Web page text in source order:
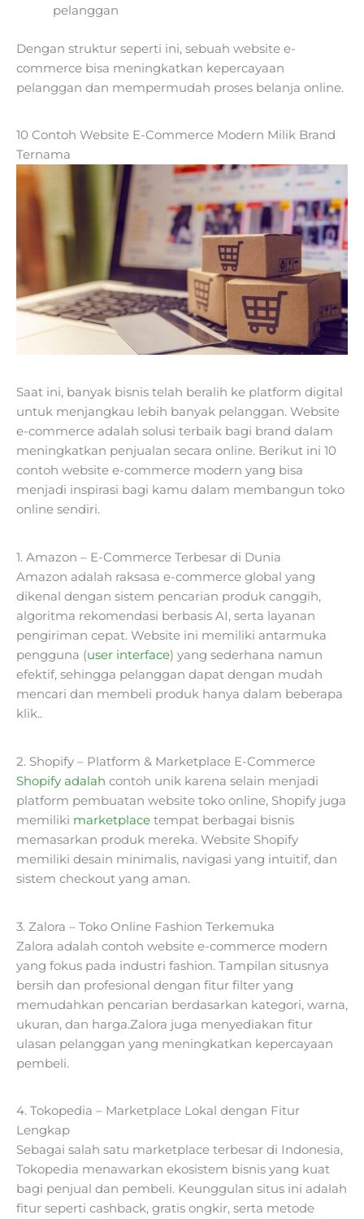
pelanggan
Dengan struktur seperti ini, sebuah website e-
commerce bisa meningkatkan kepercayaan
pelanggan dan mempermudah proses belanja online.
10 Contoh Website E-Commerce Modern Milik Brand
Ternama
Saat ini, banyak bisnis telah beralih ke platform digital
untuk menjangkau lebih banyak pelanggan. Website
e-commerce adalah solusi terbaik bagi brand dalam
meningkatkan penjualan secara online. Berikut ini 10
contoh website e-commerce modern yang bisa
menjadi inspirasi bagi kamu dalam membangun toko
online sendiri.
1. Amazon – E-Commerce Terbesar di Dunia
Amazon adalah raksasa e-commerce global yang
dikenal dengan sistem pencarian produk canggih,
algoritma rekomendasi berbasis AI, serta layanan
pengiriman cepat. Website ini memiliki antarmuka
pengguna (user interface) yang sederhana namun
efektif, sehingga pelanggan dapat dengan mudah
mencari dan membeli produk hanya dalam beberapa
klik..
2. Shopify – Platform & Marketplace E-Commerce
Shopify adalah contoh unik karena selain menjadi
platform pembuatan website toko online, Shopify juga
memiliki marketplace tempat berbagai bisnis
memasarkan produk mereka. Website Shopify
memiliki desain minimalis, navigasi yang intuitif, dan
sistem checkout yang aman.
3. Zalora – Toko Online Fashion Terkemuka
Zalora adalah contoh website e-commerce modern
yang fokus pada industri fashion. Tampilan situsnya
bersih dan profesional dengan fitur filter yang
memudahkan pencarian berdasarkan kategori, warna,
ukuran, dan harga.Zalora juga menyediakan fitur
ulasan pelanggan yang meningkatkan kepercayaan
pembeli.
4. Tokopedia – Marketplace Lokal dengan Fitur
Lengkap
Sebagai salah satu marketplace terbesar di Indonesia,
Tokopedia menawarkan ekosistem bisnis yang kuat
bagi penjual dan pembeli. Keunggulan situs ini adalah
fitur seperti cashback, gratis ongkir, serta metode